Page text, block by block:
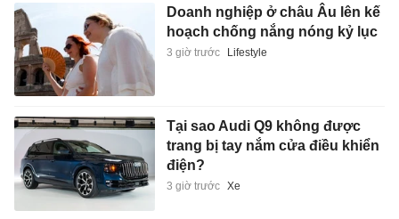
Doanh nghiệp ở châu Âu lên kế
hoạch chống nắng nóng kỷ lục
3 giờ trước Lifestyle
Tại sao Audi Q9 không được
trang bị tay nắm cửa điều khiển
điện?
3 giờ trước Xe